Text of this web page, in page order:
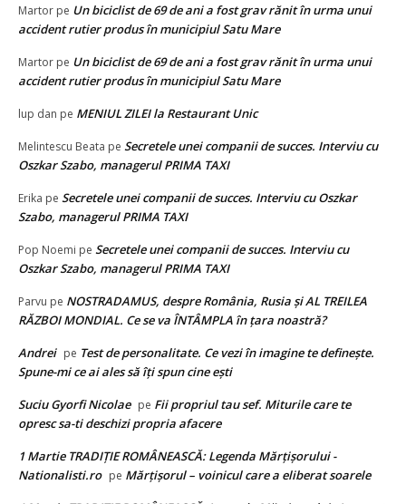
Martor pe Un biciclist de 69 de ani a fost grav rănit în urma unui
accident rutier produs în municipiul Satu Mare
Martor pe Un biciclist de 69 de ani a fost grav rănit în urma unui
accident rutier produs în municipiul Satu Mare
lup dan pe MENIUL ZILEI la Restaurant Unic
Melintescu Beata pe Secretele unei companii de succes. Interviu cu
Oszkar Szabo, managerul PRIMA TAXI
Erika pe Secretele unei companii de succes. Interviu cu Oszkar
Szabo, managerul PRIMA TAXI
Pop Noemi pe Secretele unei companii de succes. Interviu cu
Oszkar Szabo, managerul PRIMA TAXI
Parvu pe NOSTRADAMUS, despre România, Rusia și AL TREILEA
RĂZBOI MONDIAL. Ce se va ÎNTÂMPLA în țara noastră?
Andrei pe Test de personalitate. Ce vezi în imagine te definește.
Spune-mi ce ai ales să îți spun cine ești
Suciu Gyorfi Nicolae pe Fii propriul tau sef. Miturile care te
opresc sa-ti deschizi propria afacere
1 Martie TRADIȚIE ROMÂNEASCĂ: Legenda Mărțișorului -
Nationalisti.ro pe Mărțișorul – voinicul care a eliberat soarele